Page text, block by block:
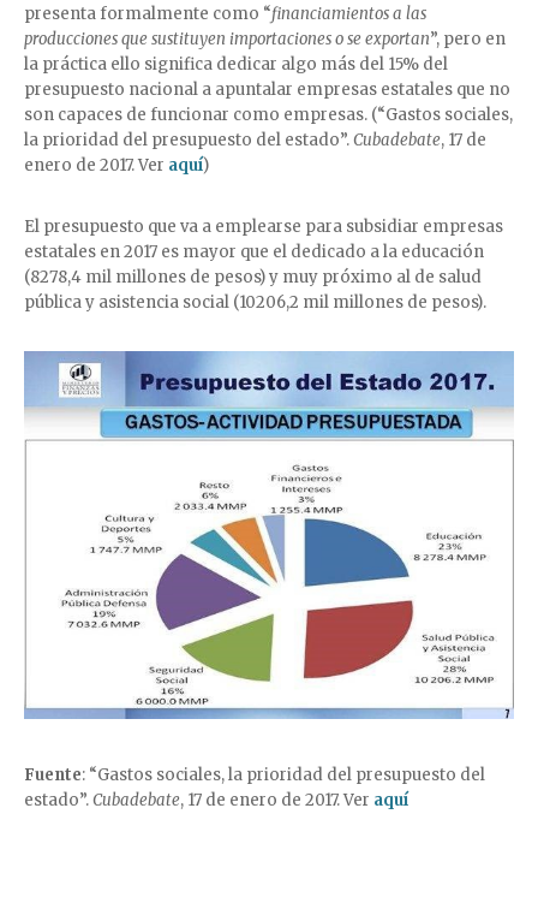
presenta formalmente como “financiamientos a las
producciones que sustituyen importaciones o se exportan”, pero en
la práctica ello significa dedicar algo más del 15% del
presupuesto nacional a apuntalar empresas estatales que no
son capaces de funcionar como empresas. (“Gastos sociales,
la prioridad del presupuesto del estado”.Cubadebate, 17 de
enero de 2017. Ver aquí)
El presupuesto que va a emplearse para subsidiar empresas
estatales en 2017 es mayor que el dedicado a la educación
(8278,4 mil millones de pesos) y muy próximo al de salud
pública y asistencia social (10206,2 mil millones de pesos).
Fuente: “Gastos sociales, la prioridad del presupuesto del
estado”.Cubadebate, 17 de enero de 2017. Ver aquí